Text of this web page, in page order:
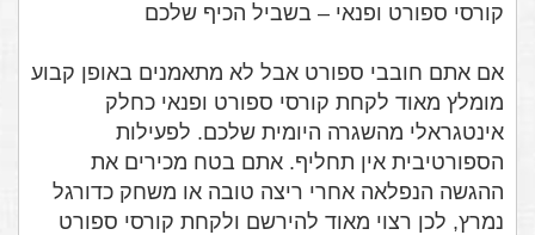
קורסי ספורט ופנאי – בשביל הכיף שלכם
אם אתם חובבי ספורט אבל לא מתאמנים באופן קבוע
מומלץ מאוד לקחת קורסי ספורט ופנאי כחלק
אינטגראלי מהשגרה היומית שלכם. לפעילות
הספורטיבית אין תחליף. אתם בטח מכירים את
ההגשה הנפלאה אחרי ריצה טובה או משחק כדורגל
נמרץ, לכן רצוי מאוד להירשם ולקחת קורסי ספורט